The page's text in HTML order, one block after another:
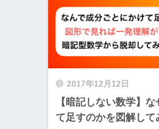
2017年12月12日
【暗記しない数学】
て足すのかを図解して